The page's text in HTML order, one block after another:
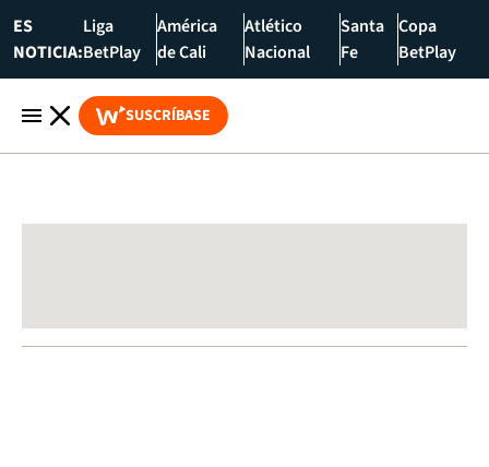
ES
NOTICIA:
Liga
BetPlay
América
de Cali
Atlético
Nacional
Santa
Fe
Copa
BetPlay
SUSCRÍBASE